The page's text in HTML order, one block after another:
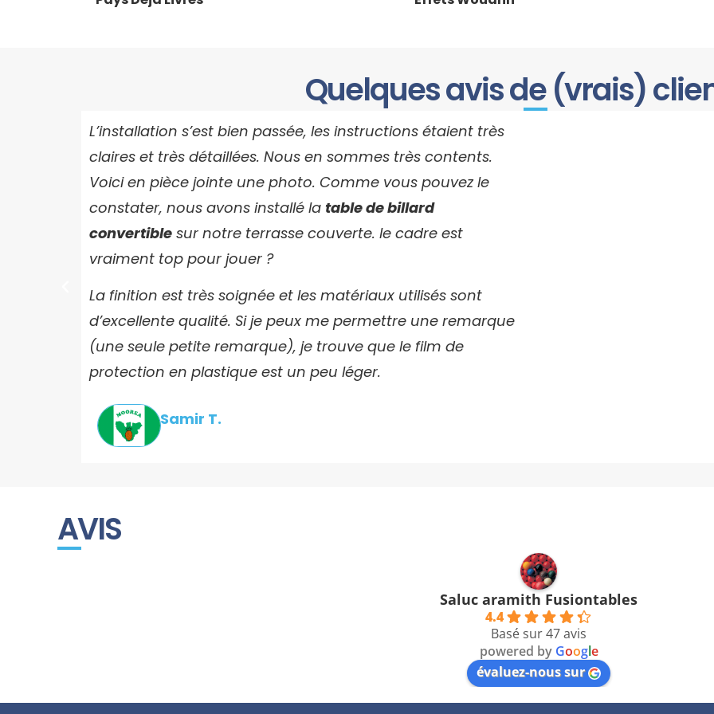
Quelques avis de (vrais)
L’installation s’est bien passée, les instructions étaient très
claires et très détaillées. Nous en sommes très contents.
Voici en pièce jointe une photo. Comme vous pouvez le
constater, nous avons installé la table de billard
convertible sur notre terrasse couverte. le cadre est
vraiment top pour jouer ?
La finition est très soignée et les matériaux utilisés sont
d’excellente qualité. Si je peux me permettre une remarque
(une seule petite remarque), je trouve que le film de
protection en plastique est un peu léger.
Samir T.
AVIS
Saluc aramith Fusiontables
4.4
Basé sur 47 avis
powered by Google
évaluez-nous sur